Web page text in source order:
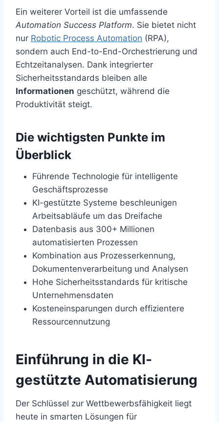
Ein weiterer Vorteil ist die umfassende
Automation Success Platform. Sie bietet nicht
nur Robotic Process Automation (RPA),
sondern auch End-to-End-Orchestrierung und
Echtzeitanalysen. Dank integrierter
Sicherheitsstandards bleiben alle
Informationen geschützt, während die
Produktivität steigt.
Die wichtigsten Punkte im
Überblick
Führende Technologie für intelligente
Geschäftsprozesse
KI-gestützte Systeme beschleunigen
Arbeitsabläufe um das Dreifache
Datenbasis aus 300+ Millionen
automatisierten Prozessen
Kombination aus Prozesserkennung,
Dokumentenverarbeitung und Analysen
Hohe Sicherheitsstandards für kritische
Unternehmensdaten
Kosteneinsparungen durch effizientere
Ressourcennutzung
Einführung in die KI-
gestützte Automatisierung
Der Schlüssel zur Wettbewerbsfähigkeit liegt
heute in smarten Lösungen für